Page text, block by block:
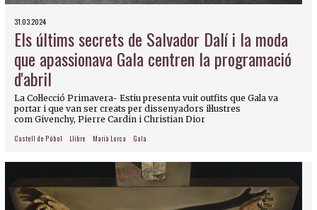
31.03.2024
Els últims secrets de Salvador Dalí i la moda
que apassionava Gala centren la programació
d'abril
La Col·lecció Primavera- Estiu presenta vuit outfits que Gala va
portar i que van ser creats per dissenyadors il·lustres
com Givenchy, Pierre Cardin i Christian Dior
Castell de Púbol Llibre Marià Lorca Gala